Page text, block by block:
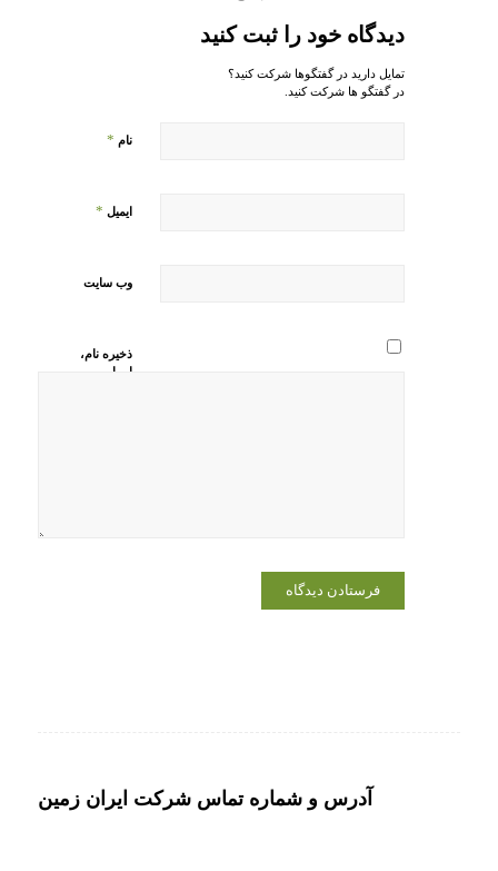
دیدگاه خود را ثبت کنید
تمایل دارید در گفتگوها شرکت کنید؟
در گفتگو ها شرکت کنید.
نام *
ایمیل *
وب‌ سایت
ذخیره نام،
ایمیل و
آدرس و شماره تماس شرکت ایران زمین